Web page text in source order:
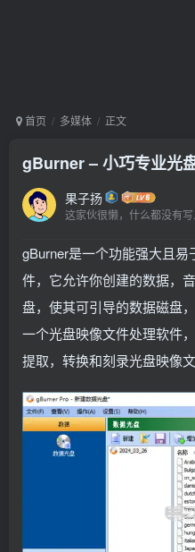
首页 多媒体 正文
gBurner – 小巧专业光
果子扬
这家伙很懒，什么都没有写...
gBurner是一个功能强大且
件，它允许你创建的数据，
盘，使其可引导的数据磁盘
一个光盘映像文件处理软件
提取，转换和刻录光盘映像文